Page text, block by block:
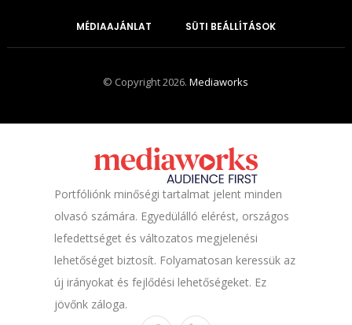
MÉDIAAJÁNLAT SÜTI BEÁLLÍTÁSOK
© Copyright 2026.Mediaworks
Portfóliónk minőségi tartalmat jelent minden
olvasó számára. Egyedülálló elérést, országos
lefedettséget és változatos megjelenési
lehetőséget biztosít. Folyamatosan keressük az
új irányokat és fejlődési lehetőségeket. Ez
jövőnk záloga.